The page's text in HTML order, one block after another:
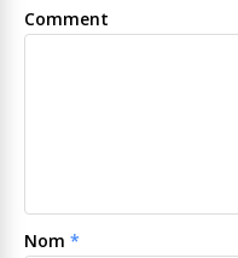
Comment
Nom *